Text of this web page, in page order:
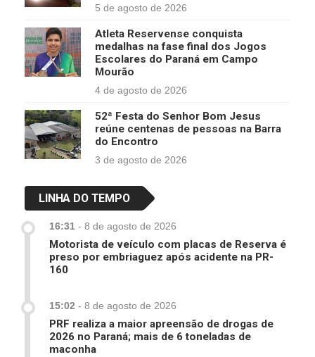
5 de agosto de 2026
Atleta Reservense conquista
medalhas na fase final dos Jogos
Escolares do Paraná em Campo
Mourão
4 de agosto de 2026
52ª Festa do Senhor Bom Jesus
reúne centenas de pessoas na Barra
do Encontro
3 de agosto de 2026
LINHA DO TEMPO
16:31 - 8 de agosto de 2026
Motorista de veículo com placas de Reserva é
preso por embriaguez após acidente na PR-
160
15:02 - 8 de agosto de 2026
PRF realiza a maior apreensão de drogas de
2026 no Paraná; mais de 6 toneladas de
maconha